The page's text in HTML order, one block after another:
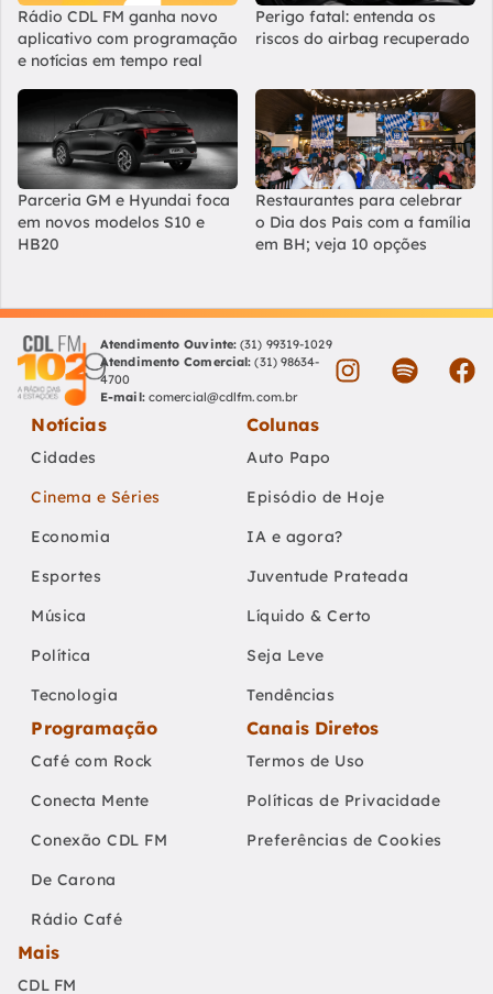
Rádio CDL FM ganha novo
aplicativo com programação
e notícias em tempo real
Perigo fatal: entenda os
riscos do airbag recuperado
Parceria GM e Hyundai foca
em novos modelos S10 e
HB20
Restaurantes para celebrar
o Dia dos Pais com a família
em BH; veja 10 opções
Atendimento Ouvinte: (31) 99319-1029
Atendimento Comercial: (31) 98634-
4700
E-mail: comercial@cdlfm.com.br
Notícias
Cidades
Cinema e Séries
Economia
Esportes
Música
Política
Tecnologia
Colunas
Auto Papo
Episódio de Hoje
IA e agora?
Juventude Prateada
Líquido & Certo
Seja Leve
Tendências
Programação
Café com Rock
Conecta Mente
Conexão CDL FM
De Carona
Rádio Café
Canais Diretos
Termos de Uso
Políticas de Privacidade
Preferências de Cookies
Mais
CDL FM